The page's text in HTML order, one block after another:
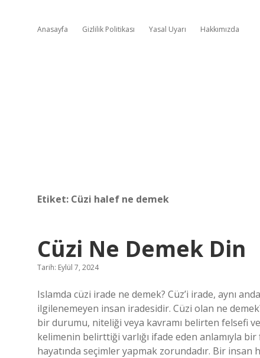
Anasayfa Gizlilik Politikası Yasal Uyarı Hakkımızda
Etiket: Cüzi halef ne demek
Cüzi Ne Demek Din
Tarih: Eylül 7, 2024
Islamda cüzi irade ne demek? Cüz’i irade, aynı
ilgilenemeyen insan iradesidir. Cüzi olan ne
bir durumu, niteliği veya kavramı belirten felsefi
kelimenin belirttiği varlığı ifade eden anlamıyla
hayatında seçimler yapmak zorundadır. Bir insan